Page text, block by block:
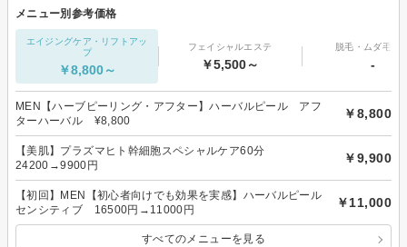
メニュー別参考価格
エイジングケア・リフトアッ
プ
￥8,800～
フェイシャルエステ
￥5,500～
脱毛・ムダ毛処
-
MEN【ハーブピーリング・アフター】ハーバルピール アフ
ターハーバル ¥8,800
￥8,800
【美肌】プラズマヒト幹細胞スペシャルケア60分
24200→9900円
￥9,900
【初回】MEN【初心者向けでも効果を実感】ハーバルピール
センシティブ 16500円→11000円
￥11,000
すべてのメニューを見る